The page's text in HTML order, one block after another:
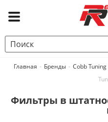
Главная - Бренды - Cobb Tuning
Фильтры в